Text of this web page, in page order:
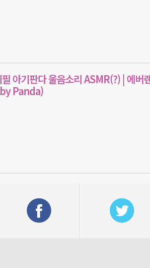
아기판다 울음소리 ASMR(?) | 에버
Panda)